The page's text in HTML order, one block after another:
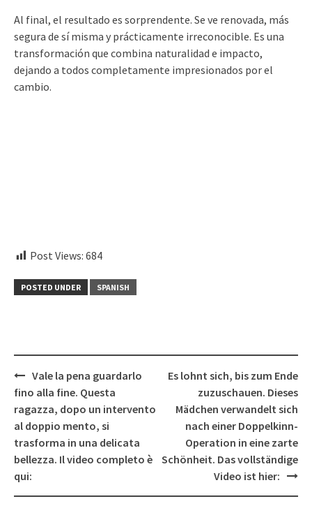
Al final, el resultado es sorprendente. Se ve renovada, más
segura de sí misma y prácticamente irreconocible. Es una
transformación que combina naturalidad e impacto,
dejando a todos completamente impresionados por el
cambio.
Post Views: 684
POSTED UNDER SPANISH
Post
navigation
Vale la pena guardarlo
fino alla fine. Questa
ragazza, dopo un intervento
al doppio mento, si
trasforma in una delicata
bellezza. Il video completo è
qui:
Es lohnt sich, bis zum Ende
zuzuschauen. Dieses
Mädchen verwandelt sich
nach einer Doppelkinn-
Operation in eine zarte
Schönheit. Das vollständige
Video ist hier: